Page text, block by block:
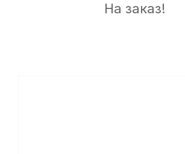
На заказ!